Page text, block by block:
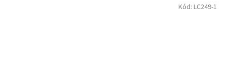
Kód: LC249-1